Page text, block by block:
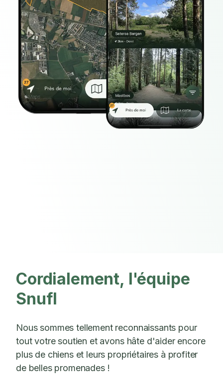
Cordialement, l'équipe
Snufl
Nous sommes tellement reconnaissants pour
tout votre soutien et avons hâte d'aider encore
plus de chiens et leurs propriétaires à profiter
de belles promenades !